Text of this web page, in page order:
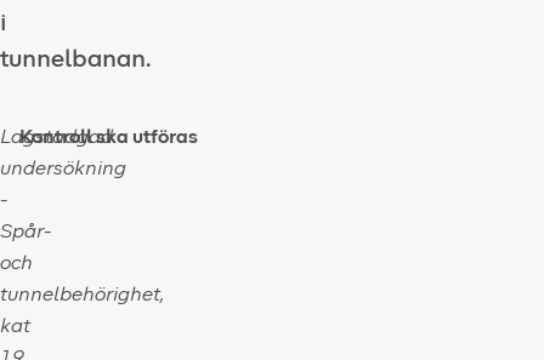
i
tunnelbanan.
Lagstadgad
undersökning
-
Spår-
och
tunnelbehörighet,
kat
Kontroll ska utföras